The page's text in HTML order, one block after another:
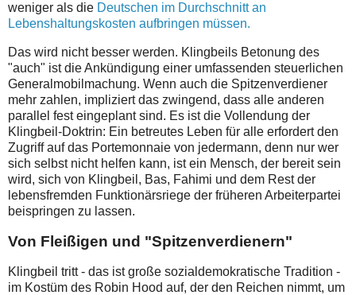
weniger als die Deutschen im Durchschnitt an
Lebenshaltungskosten aufbringen müssen.
Das wird nicht besser werden. Klingbeils Betonung des
"auch" ist die Ankündigung einer umfassenden steuerlichen
Generalmobilmachung. Wenn auch die Spitzenverdiener
mehr zahlen, impliziert das zwingend, dass alle anderen
parallel fest eingeplant sind. Es ist die Vollendung der
Klingbeil-Doktrin: Ein betreutes Leben für alle erfordert den
Zugriff auf das Portemonnaie von jedermann, denn nur wer
sich selbst nicht helfen kann, ist ein Mensch, der bereit sein
wird, sich von Klingbeil, Bas, Fahimi und dem Rest der
lebensfremden Funktionärsriege der früheren Arbeiterpartei
beispringen zu lassen.
Von Fleißigen und "Spitzenverdienern"
Klingbeil tritt - das ist große sozialdemokratische Tradition -
im Kostüm des Robin Hood auf, der den Reichen nimmt, um